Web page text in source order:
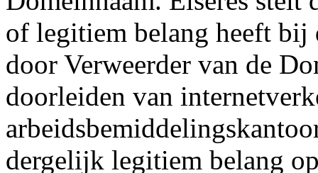
of legitiem belang heeft bij
door Verweerder van de
doorleiden van
dergelijk legitiem belang